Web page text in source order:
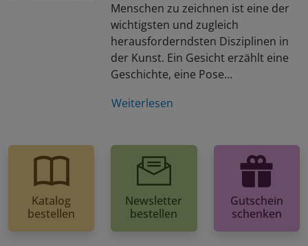
Menschen zu zeichnen ist eine der
wichtigsten und zugleich
herausforderndsten Disziplinen in
der Kunst. Ein Gesicht erzählt eine
Geschichte, eine Pose…
Weiterlesen
Katalog
bestellen
Newsletter
bestellen
Gutschein
schenken